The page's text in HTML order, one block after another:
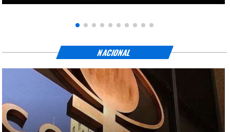
NACIONAL